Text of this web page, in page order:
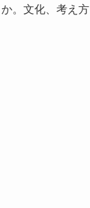
。文化、考え方